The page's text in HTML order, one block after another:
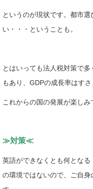
というのが現状です。都市
い・・・ということも。
とはいっても法人税対策で
もあり、GDPの成長率はすさ
これからの国の発展が楽しみ
≫対策≪
英語ができなくとも何となる
の環境ではないので、ご自